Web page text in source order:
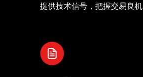
提供技术信号，把握交易良机